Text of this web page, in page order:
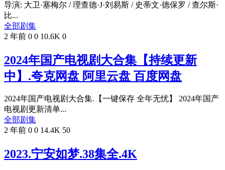
导演: 大卫·塞梅尔 / 理查德·J·刘易斯 / 史蒂文·德保罗 / 查尔斯·
比...
全部剧集
2 年前 0 0 10.6K 0
2024年国产电视剧大合集【持续更新
中】.夸克网盘 阿里云盘 百度网盘
2024年国产电视剧大合集.【一键保存 全年无忧】 2024年国产
电视剧更新清单...
全部剧集
2 年前 0 0 14.4K 50
2023.宁安如梦.38集全.4K